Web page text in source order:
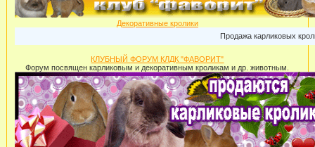
Декоративные кролики
Продажа карликовых кроликов:
КЛУБНЫЙ ФОРУМ КЛДК "ФАВОРИТ"
Форум посвящен карликовым и декоративным кроликам и др. животным.